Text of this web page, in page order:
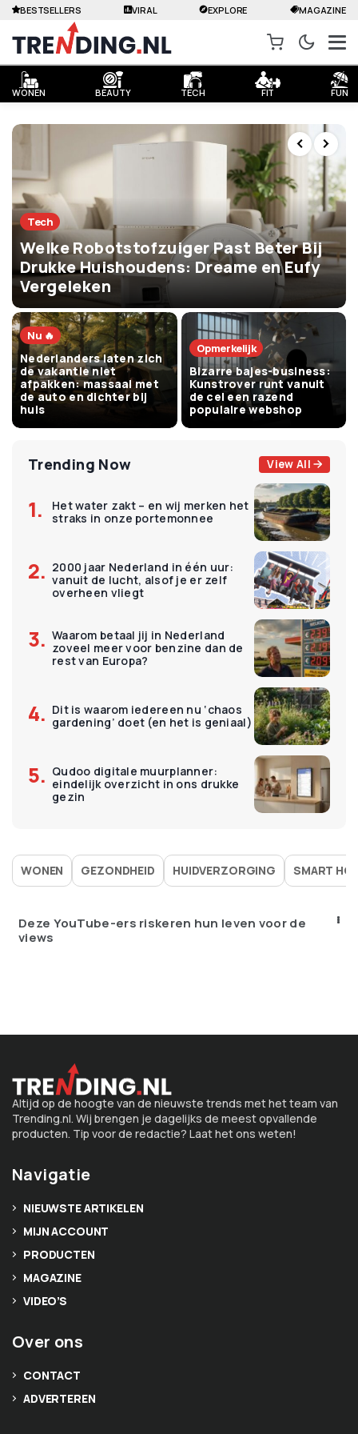
WONEN BEAUTY TECH FIT FUN
BESTSELLERS VIRAL EXPLORE MAGAZINE
Tech
Welke Robotstofzuiger Past Beter Bij
Drukke Huishoudens: Dreame en Eufy
Vergeleken
Nu 🔥
Nederlanders laten zich
de vakantie niet
afpakken: massaal met
de auto en dichter bij
huis
Opmerkelijk
Bizarre bajes-business:
Kunstrover runt vanuit
de cel een razend
populaire webshop
Trending Now View All
Het water zakt – en wij merken het
straks in onze portemonnee
2000 jaar Nederland in één uur:
vanuit de lucht, alsof je er zelf
overheen vliegt
Waarom betaal jij in Nederland
zoveel meer voor benzine dan de
rest van Europa?
Dit is waarom iedereen nu ‘chaos
gardening’ doet (en het is geniaal)
Qudoo digitale muurplanner:
eindelijk overzicht in ons drukke
gezin
WONEN GEZONDHEID HUIDVERZORGING SMART
Deze YouTube-ers riskeren hun leven voor de
views
Altijd op de hoogte van de nieuwste trends met het team van
Trending.nl. Wij brengen je dagelijks de meest opvallende
producten. Tip voor de redactie? Laat het ons weten!
Navigatie
NIEUWSTE ARTIKELEN
MIJN ACCOUNT
PRODUCTEN
MAGAZINE
VIDEO’S
Over ons
CONTACT
ADVERTEREN